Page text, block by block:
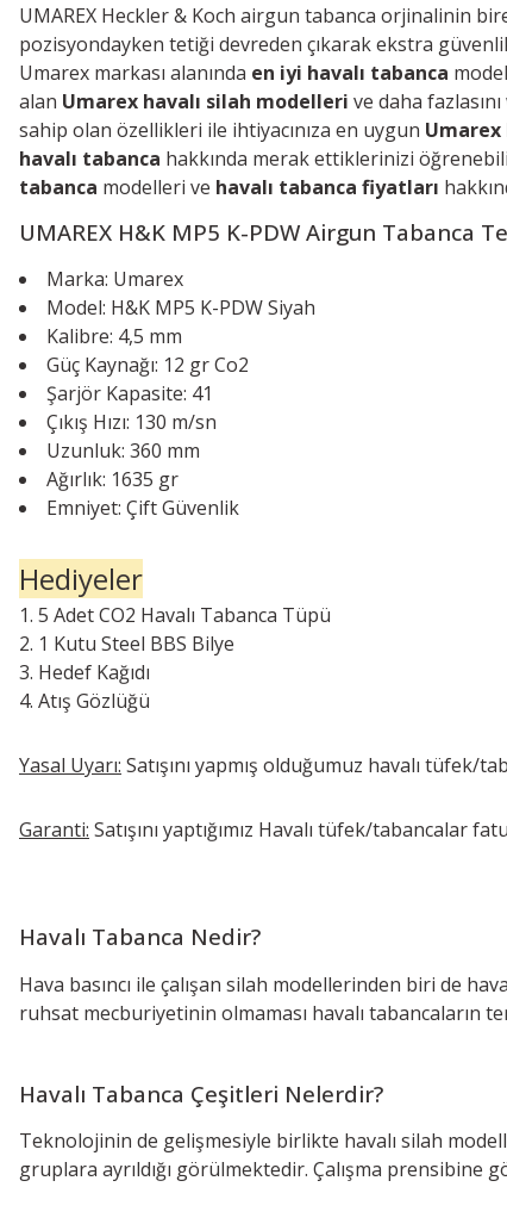
UMAREX Heckler & Koch airgun tabanca orjinalinin
pozisyondayken tetiği devreden çıkarak ekstra
Umarex markası alanında en iyi havalı tabanca
alan Umarex havalı silah modelleri ve daha
sahip olan özellikleri ile ihtiyacınıza en uygun Umarex
havalı tabanca hakkında merak ettiklerinizi
tabanca modelleri ve havalı tabanca fiyatları
UMAREX H&K MP5 K-PDW Airgun Tabanca
Marka: Umarex
Model: H&K MP5 K-PDW Siyah
Kalibre: 4,5 mm
Güç Kaynağı: 12 gr Co2
Şarjör Kapasite: 41
Çıkış Hızı: 130 m/sn
Uzunluk: 360 mm
Ağırlık: 1635 gr
Emniyet: Çift Güvenlik
Hediyeler
5 Adet CO2 Havalı Tabanca Tüpü
1 Kutu Steel BBS Bilye
Hedef Kağıdı
Atış Gözlüğü
Yasal Uyarı: Satışını yapmış olduğumuz havalı tüfek/
Garanti: Satışını yaptığımız Havalı tüfek/tabancalar
Havalı Tabanca Nedir?
Hava basıncı ile çalışan silah modellerinden biri de
ruhsat mecburiyetinin olmaması havalı tabancaların
Havalı Tabanca Çeşitleri Nelerdir?
Teknolojinin de gelişmesiyle birlikte havalı silah
gruplara ayrıldığı görülmektedir. Çalışma prensibine